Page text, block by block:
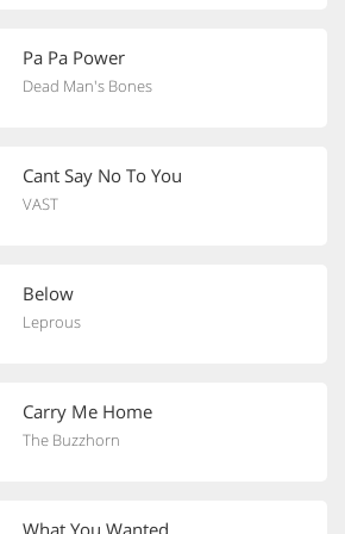
Pa Pa Power
Dead Man's Bones
Cant Say No To You
VAST
Below
Leprous
Carry Me Home
The Buzzhorn
What You Wanted